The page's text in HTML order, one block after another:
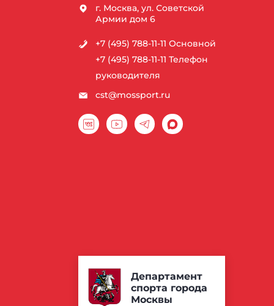
г. Москва, ул. Советской
Армии дом 6
+7 (495) 788-11-11 Основной
+7 (495) 788-11-11 Телефон
руководителя
cst@mossport.ru
Департамент
спорта города
Москвы